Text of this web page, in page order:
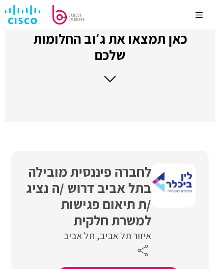
לתוכןMenu
כאן תמצאו את ג׳וב החלומות
שלכם
לחברה פיננסית מובילה
בתל אביב דרוש /ה נציג
/ת תיאום פגישות
למשרת חלקית
איזור תל אביב תל אביב